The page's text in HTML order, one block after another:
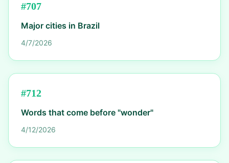
#707
Major cities in Brazil
4/7/2026
#712
Words that come before "wonder"
4/12/2026